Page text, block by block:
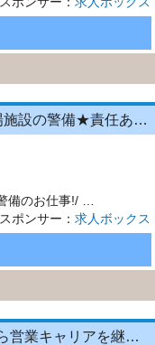
常駐施設警備／【神保町駅スグ】劇場施設の警備★責任ある1人現場で活躍！高時給1,450円
スポンサー： 求人ボックス
【直行直帰OK】家庭を大切にしながら営業キャリアを継続できる！1日4時間～OKの《飲食店向けラウンダー（営業）》